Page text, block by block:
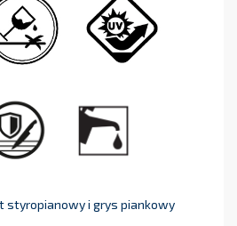
styropianowy i grys piankowy